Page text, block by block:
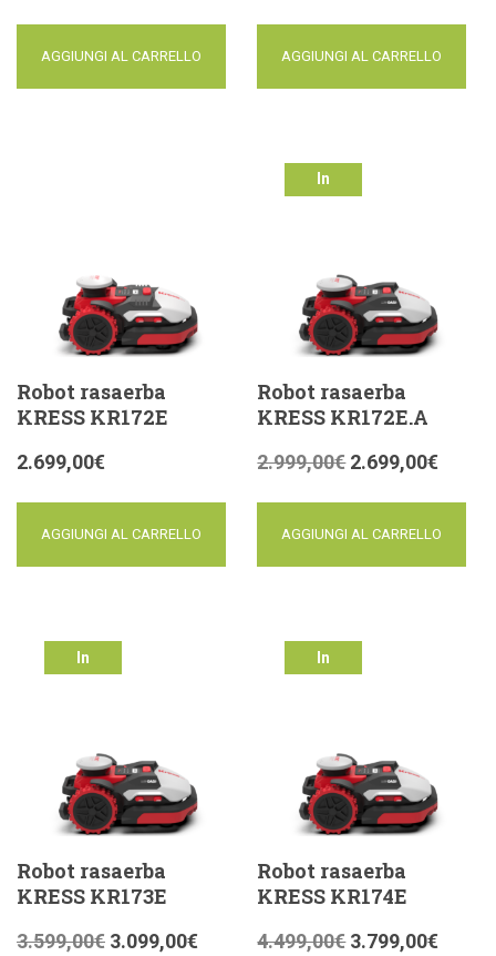
AGGIUNGI AL CARRELLO AGGIUNGI AL CARRELLO
Robot rasaerba
KRESS KR172E
2.699,00€
AGGIUNGI AL CARRELLO
In
Robot rasaerba
KRESS KR172E.A
2.999,00€ 2.699,00€
AGGIUNGI AL CARRELLO
In
Robot rasaerba
KRESS KR173E
3.599,00€ 3.099,00€
In
Robot rasaerba
KRESS KR174E
4.499,00€ 3.799,00€